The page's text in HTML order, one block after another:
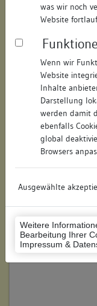
was wir noch
Website
Wenn wir
Website
Inhalte
Darstellung
werden damit
ebenfalls
global
Browsers
Ausgewählte
Weitere
Bearbeitung Ihrer
Impressum &
Straße:
Hausnummer:
Postleitzahl:
Stadt-Teilort:
Regierungsbezirk:
Flurstücknummer:
Historischer
Historische
Lage des